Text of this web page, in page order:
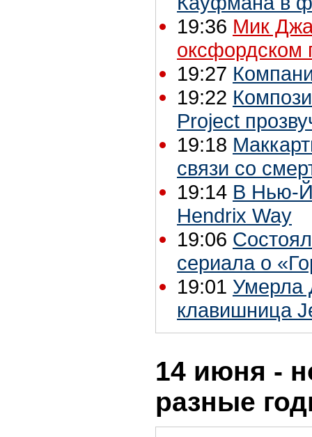
19:36 Мик
оксфордском
19:27
19:22
Project
19:18
связи со
19:14 В Нью-
Hendrix Way
19:06
сериала о
19:01 Умерла
клавишница
14 июня -
разные